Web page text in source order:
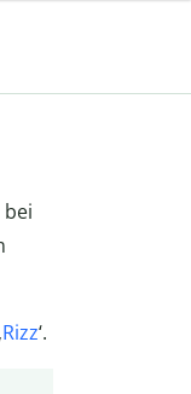
Rizz‘.